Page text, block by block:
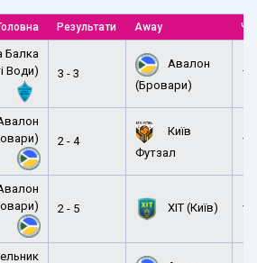
Результати Away
Балка
Води)
3 - 3
Авалон
(Бровари)
2 - 4
Київ
Футзал
2 - 5 ХІТ (Київ)